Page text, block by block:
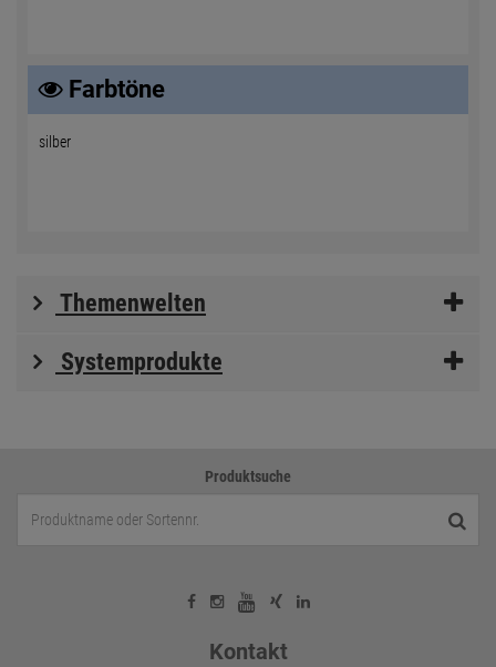
Farbtöne
silber
Themenwelten
Systemprodukte
Produktsuche
Kontakt